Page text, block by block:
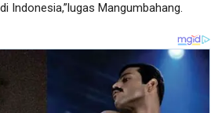
Indonesia,”lugas Mangumbahang.